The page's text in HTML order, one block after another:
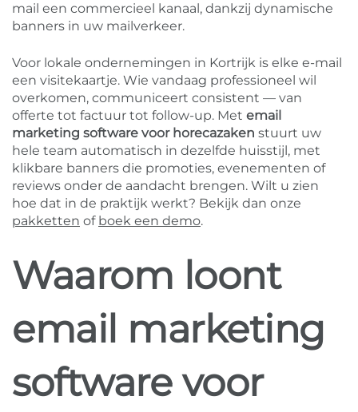
mail een commercieel kanaal, dankzij dynamische
banners in uw mailverkeer.
Voor lokale ondernemingen in Kortrijk is elke e-mail
een visitekaartje. Wie vandaag professioneel wil
overkomen, communiceert consistent — van
offerte tot factuur tot follow-up. Met email
marketing software voor horecazaken stuurt uw
hele team automatisch in dezelfde huisstijl, met
klikbare banners die promoties, evenementen of
reviews onder de aandacht brengen. Wilt u zien
hoe dat in de praktijk werkt? Bekijk dan onze
pakketten of boek een demo.
Waarom loont
email marketing
software voor